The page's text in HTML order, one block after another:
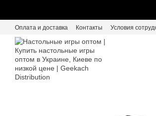
Оплата и доставка Контакты Условия